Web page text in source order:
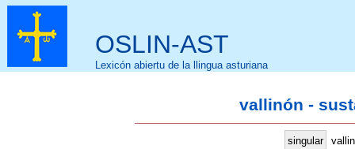
OSLIN-AST
Lexicón abiertu de la llingua asturiana
vallinón -
singular